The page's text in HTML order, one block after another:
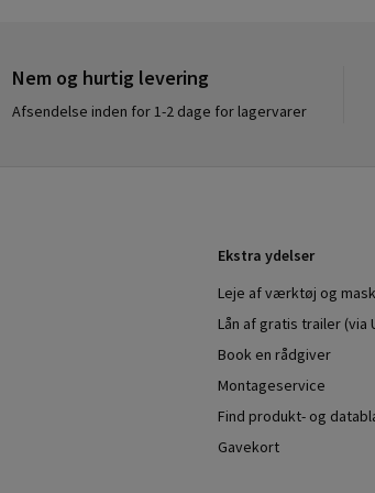
Nem og hurtig levering
Afsendelse inden for 1-2 dage for lagervarer
Ekstra ydelser
Leje af værktøj og
Lån af gratis trailer (via
Book en rådgiver
Montageservice
Find produkt- og
Gavekort